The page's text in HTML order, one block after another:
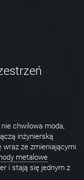
chwilowa moda,
inżynierską
wraz ze zmieniającymi
metalowe
i stają się jednym z